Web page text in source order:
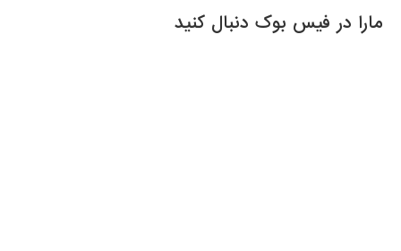
مارا در فیس بوک دنبال کنید